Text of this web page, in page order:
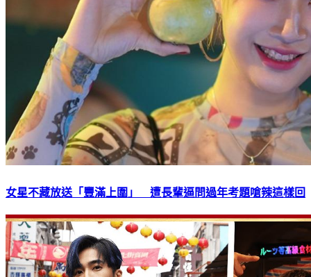
女星不藏放送「豐滿上圍」 遭長輩逼問過年考題嗆辣這樣回